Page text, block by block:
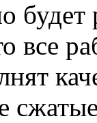
будет
все